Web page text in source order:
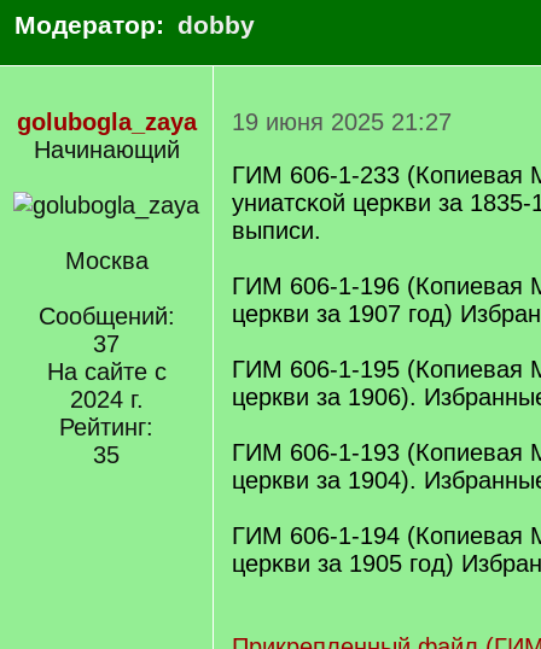
Модератор: dobby
golubogla_zaya
Начинающий
Москва
Сообщений:
37
На сайте с
2024 г.
Рейтинг:
35
19 июня 2025 21:27
ГИМ 606-1-233 (Копиевая
униатсĸой церĸви за
выписи.
ГИМ 606-1-196 (Копиевая
церкви за 1907 год)
ГИМ 606-1-195 (Копиевая
церкви за 1906).
ГИМ 606-1-193 (Копиевая
церкви за 1904).
ГИМ 606-1-194 (Копиевая
церĸви за 1905 год)